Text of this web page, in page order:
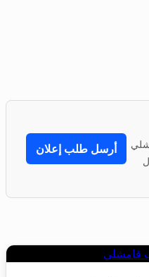
أرسل طلب إعلان